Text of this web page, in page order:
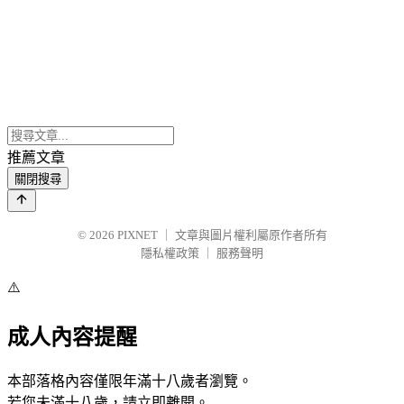
推薦文章
關閉搜尋
© 2026 PIXNET
文章與圖片權利屬原作者所有
隱私權政策
服務聲明
⚠️
成人內容提醒
本部落格內容僅限年滿十八歲者瀏覽。